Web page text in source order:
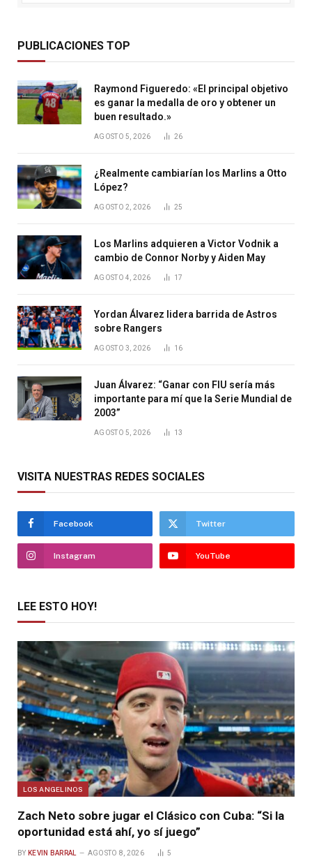
PUBLICACIONES TOP
Raymond Figueredo: «El principal objetivo
es ganar la medalla de oro y obtener un
buen resultado.»
AGOSTO 5, 2026 26
¿Realmente cambiarían los Marlins a Otto
López?
AGOSTO 2, 2026 25
Los Marlins adquieren a Victor Vodnik a
cambio de Connor Norby y Aiden May
AGOSTO 4, 2026 17
Yordan Álvarez lidera barrida de Astros
sobre Rangers
AGOSTO 3, 2026 16
Juan Álvarez: “Ganar con FIU sería más
importante para mí que la Serie Mundial de
2003”
AGOSTO 5, 2026 13
VISITA NUESTRAS REDES SOCIALES
Facebook Twitter
Instagram YouTube
LEE ESTO HOY!
LOS ANGELINOS
Zach Neto sobre jugar el Clásico con Cuba: “Si la
oportunidad está ahí, yo sí juego”
BY KEVIN BARRAL AGOSTO 8, 2026 5